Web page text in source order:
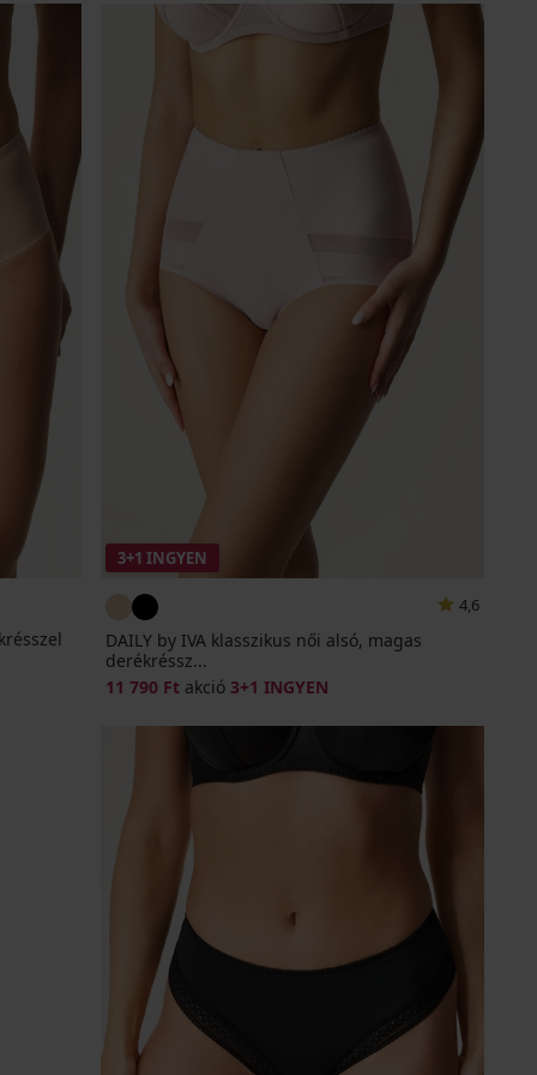
3+1 INGYEN
4,6
DAILY by IVA klasszikus női alsó, magas
derékréssz...
11 790 Ft akció 3+1 INGYEN